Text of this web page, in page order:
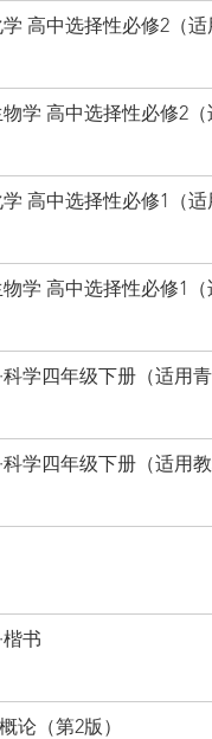
高中选择性必修2（适
学 高中选择性必修2（
高中选择性必修1（适
学 高中选择性必修1（
学四年级下册（适用青
学四年级下册（适用教
楷书
论（第2版）